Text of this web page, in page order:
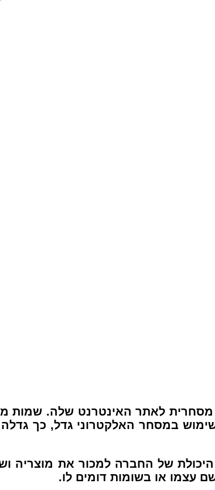
לאתר האינטרנט שלה. שמות
במסחר האלקטרוני גדל, כך
של החברה למכור את מוצריה
עצמו או בשומות דומים לו.